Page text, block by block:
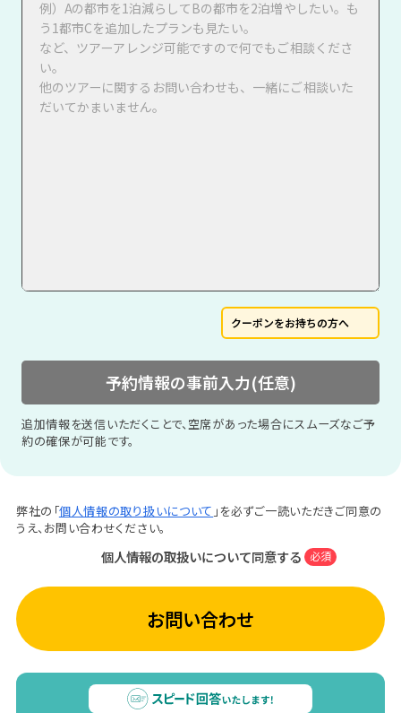
クーポンをお持ちの方へ
予約情報の事前入力(任意)
追加情報を送信いただくことで、空席があった場合にスムーズなご予
約の確保が可能です。
弊社の「個人情報の取り扱いについて 」を必ずご一読いただきご同意の
うえ、お問い合わせください。
個人情報の取扱いについて同意する 必須
お問い合わせ